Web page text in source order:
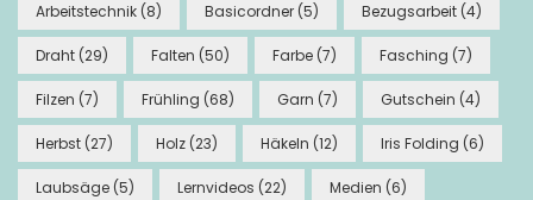
Arbeitstechnik (8) Basicordner (5) Bezugsarbeit (4)
Draht (29) Falten (50) Farbe (7) Fasching (7)
Filzen (7) Frühling (68) Garn (7) Gutschein (4)
Herbst (27) Holz (23) Häkeln (12) Iris Folding (6)
Laubsäge (5) Lernvideos (22) Medien (6)